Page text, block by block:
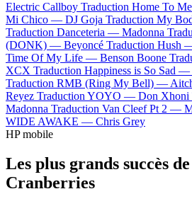
Electric Callboy Traduction Home To
Mi Chico — DJ Goja Traduction My
Traduction Danceteria — Madonna
(DONK) — Beyoncé Traduction Hush
Time Of My Life — Benson Boone
XCX Traduction Happiness is So Sad —
Traduction RMB (Ring My Bell) —
Reyez Traduction YOYO — Don Xhoni
Madonna Traduction Van Cleef Pt 2 —
WIDE AWAKE — Chris Grey
HP mobile
Les plus grands succès
Cranberries